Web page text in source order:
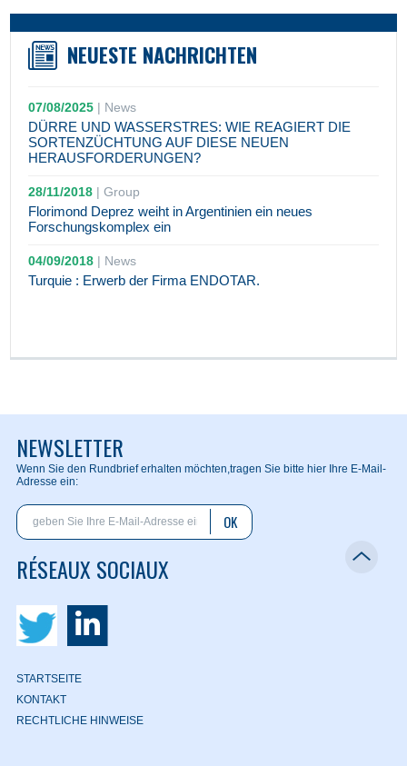
NEUESTE NACHRICHTEN
07/08/2025 | News
DÜRRE UND WASSERSTRES: WIE REAGIERT DIE
SORTENZÜCHTUNG AUF DIESE NEUEN
HERAUSFORDERUNGEN?
28/11/2018 |Group
Florimond Deprez weiht in Argentinien ein neues
Forschungskomplex ein
04/09/2018 | News
Turquie : Erwerb der Firma ENDOTAR.
NEWSLETTER
Wenn Sie den Rundbrief erhalten möchten,tragen Sie bitte hier Ihre E-Mail-
Adresse ein:
OK
RÉSEAUX SOCIAUX
STARTSEITE
KONTAKT
RECHTLICHE HINWEISE